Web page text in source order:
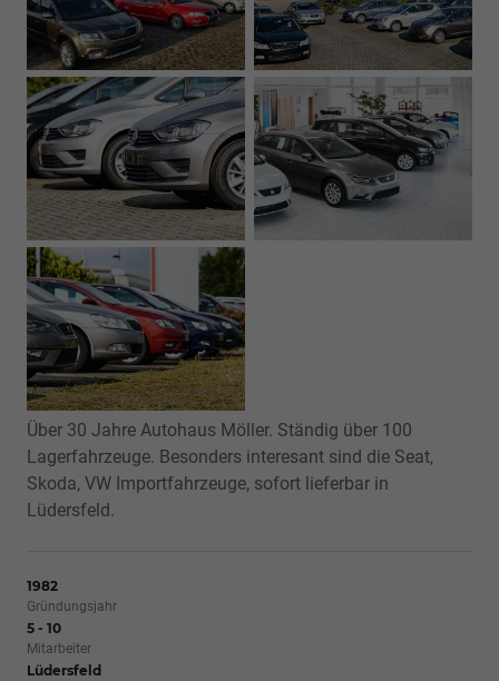
Über 30 Jahre Autohaus Möller. Ständig über 100
Lagerfahrzeuge. Besonders interesant sind die Seat,
Skoda, VW Importfahrzeuge, sofort lieferbar in
Lüdersfeld.
1982
Gründungsjahr
5 - 10
Mitarbeiter
Lüdersfeld